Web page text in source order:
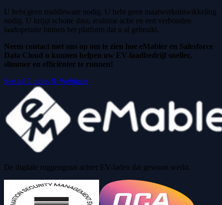
U hebt geen middleware nodig. U hebt geen maatwerkontwikkeling
nodig. U krijgt schone data, realtime actie en een verbonden
laadoperatie binnen het platform dat u al gebruikt.
Neem contact met ons op om te zien hoe eMabler en Salesforce
Data Cloud u kunnen helpen uw EV-laadbedrijf sneller,
slimmer en efficiënter te runnen!
See all Guides & Webinars
De digitale ruggengraat achter EV-laden dat gewoon werkt.